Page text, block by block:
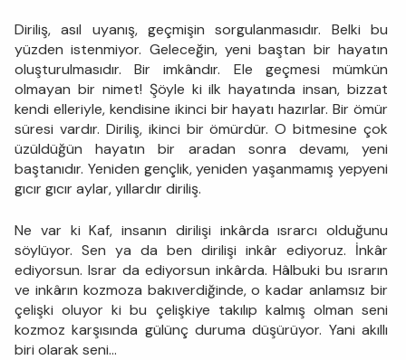
Diriliş, asıl uyanış, geçmişin sorgulanmasıdır. Belki bu
yüzden istenmiyor. Geleceğin, yeni baştan bir hayatın
oluşturulmasıdır. Bir imkândır. Ele geçmesi mümkün
olmayan bir nimet! Şöyle ki ilk hayatında insan, bizzat
kendi elleriyle, kendisine ikinci bir hayatı hazırlar. Bir ömür
süresi vardır. Diriliş, ikinci bir ömürdür. O bitmesine çok
üzüldüğün hayatın bir aradan sonra devamı, yeni
baştanıdır. Yeniden gençlik, yeniden yaşanmamış yepyeni
gıcır gıcır aylar, yıllardır diriliş.
Ne var ki Kaf, insanın dirilişi inkârda ısrarcı olduğunu
söylüyor. Sen ya da ben dirilişi inkâr ediyoruz. İnkâr
ediyorsun. Israr da ediyorsun inkârda. Hâlbuki bu ısrarın
ve inkârın kozmoza bakıverdiğinde, o kadar anlamsız bir
çelişki oluyor ki bu çelişkiye takılıp kalmış olman seni
kozmoz karşısında gülünç duruma düşürüyor. Yani akıllı
biri olarak seni...